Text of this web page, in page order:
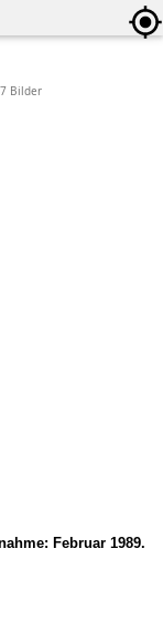
Bilder
Februar 1989.